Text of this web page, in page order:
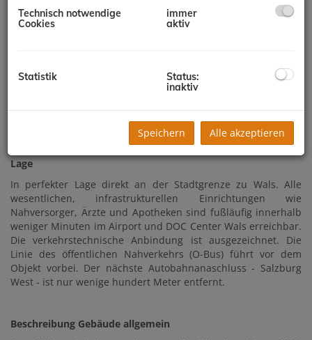
Lage
In perfekter Lage direkt an der Stadtgrenze zu Wals. Alle
wesentlichen, infrastrukturellen Einrichtungen wie
Nahversorger, Ärzte und Apotheken sind fußläufig innerhalb
weniger Minuten im Airport und DOC Center Wals erreichbar.
Die verkehrstechnische Anbindung ist ausgezeichnet. Die
Linie des öffentlichen Nahverkehrs (O-Bus) führt vor dem
Objekt vorbei. Der nächste Autobahnanaschluss - Salzburg
West - ist nur wenige hundert Meter entfernt.
Beschreibung Gebäude allgemein
Technisch notwendige
Cookies
immer
aktiv
Statistik
Status:
inaktiv
Speichern Alle akzeptieren